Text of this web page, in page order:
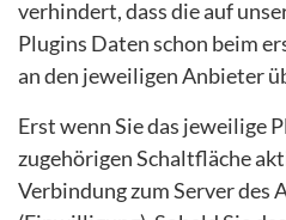
verhindert, dass die auf
Plugins Daten schon beim
an den jeweiligen Anbieter
Erst wenn Sie das jeweilige
zugehörigen Schaltfläche
Verbindung zum Server des